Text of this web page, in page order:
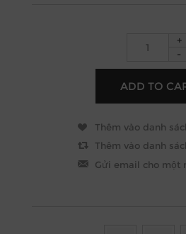
+
-